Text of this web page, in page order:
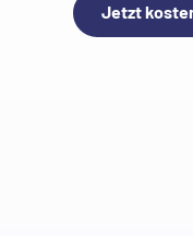
Jetzt